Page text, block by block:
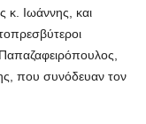
κ. Ιωάννης, και
που συνόδευαν τον